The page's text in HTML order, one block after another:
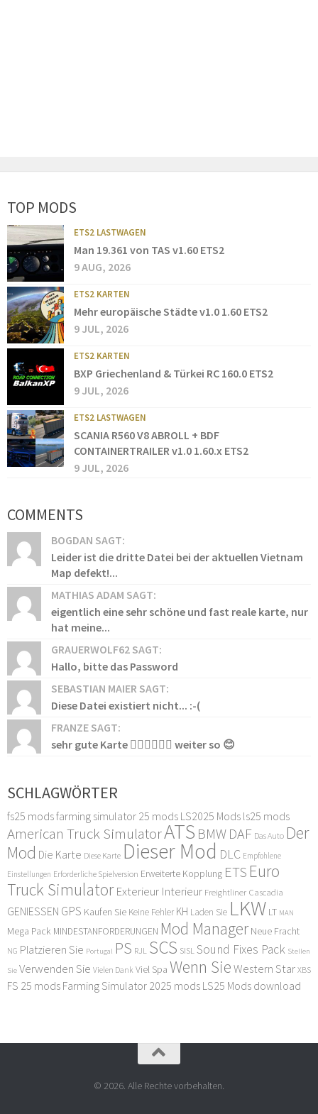
TOP MODS
ETS2 LASTWAGEN
Man 19.361 von TAS v1.60 ETS2
9 AUG, 2026
ETS2 KARTEN
Mehr europäische Städte v1.0 1.60 ETS2
9 JUL, 2026
ETS2 KARTEN
BXP Griechenland & Türkei RC 160.0 ETS2
9 JUL, 2026
ETS2 LASTWAGEN
SCANIA R560 V8 ABROLL + BDF
CONTAINERTRAILER v1.0 1.60.x ETS2
9 JUL, 2026
COMMENTS
BOGDAN SAGT:
Leider ist die dritte Datei bei der aktuellen Vietnam
Map defekt!...
MATHIAS ADAM SAGT:
eigentlich eine sehr schöne und fast reale karte, nur
hat meine...
GRAUERWOLF62 SAGT:
Hallo, bitte das Password
SEBASTIAN MAIER SAGT:
Diese Datei existiert nicht... :-(
FRANZE SAGT:
sehr gute Karte 👍🏻👍🏻👍🏻 weiter so 😊
SCHLAGWÖRTER
fs25 modsfarming simulator 25 mods LS2025 Mods ls25 mods
American Truck SimulatorATS BMW DAF Das Auto Der
Mod Die Karte Diese Karte Dieser Mod DLC Empfohlene
Einstellungen Erforderliche Spielversion Erweiterte Kopplung ETS Euro
Truck Simulator Exterieur Interieur Freightliner Cascadia
GENIESSEN GPS Kaufen Sie Keine Fehler KH Laden Sie LKW LT MAN
Mega Pack MINDESTANFORDERUNGEN Mod Manager Neue Fracht
NG Platzieren Sie Portugal PS RJL SCS SISLSound Fixes Pack Stellen
Sie Verwenden Sie Vielen Dank Viel Spa Wenn Sie Western Star XBS
FS 25 mods Farming Simulator 2025 mods LS25 Mods download
© 2026. Alle Rechte vorbehalten.